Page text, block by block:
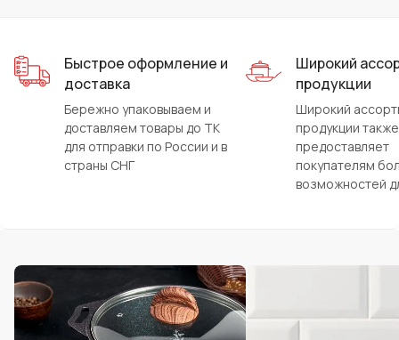
Быстрое оформление и
доставка
Бережно упаковываем и
доставляем товары до ТК
для отправки по России и в
страны СНГ
Широкий
продукции
Широкий
продукции также
предоставляет
покупателям
возможностей